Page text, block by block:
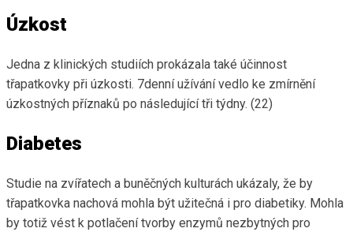
Úzkost
Jedna z klinických studiích prokázala také účinnost
třapatkovky při úzkosti. 7denní užívání vedlo ke zmírnění
úzkostných příznaků po následující tři týdny. (22)
Diabetes
Studie na zvířatech a buněčných kulturách ukázaly, že by
třapatkovka nachová mohla být užitečná i pro diabetiky. Mohla
by totiž vést k potlačení tvorby enzymů nezbytných pro